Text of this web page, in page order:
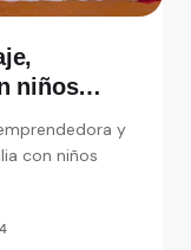
niños
y
con niños